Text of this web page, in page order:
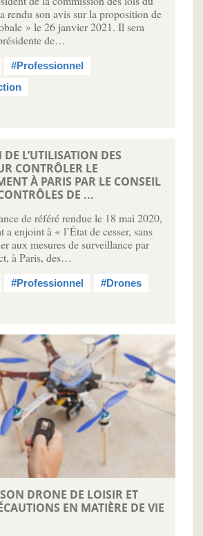
rendu son avis sur la proposition de
» le 26 janvier 2021. Il sera
de…
#Professionnel
L’UTILISATION DES
CONTRÔLER LE
À PARIS PAR LE CONSEIL
DE ...
de référé rendue le 18 mai 2020,
a enjoint à « l’État de cesser, sans
aux mesures de surveillance par
à Paris, des…
#Professionnel #Drones
DRONE DE LOISIR ET
EN MATIÈRE DE VIE